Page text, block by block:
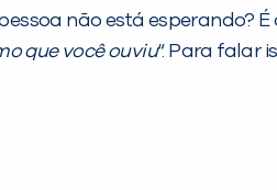
não está esperando? É
que você ouviu“. Para falar